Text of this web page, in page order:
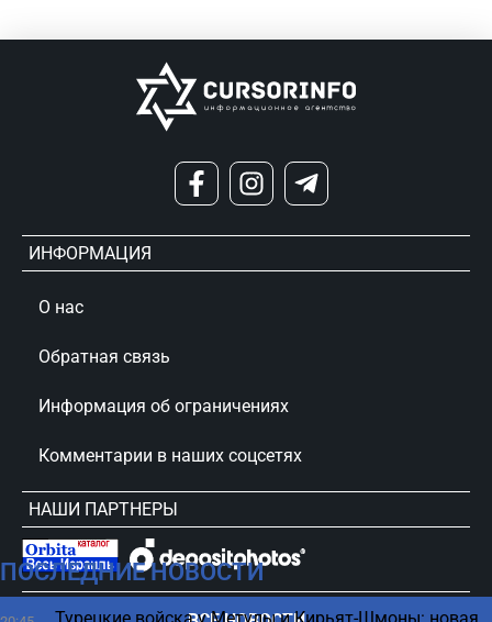
ПОСЛЕДНИЕ НОВОСТИ
ИНФОРМАЦИЯ
О нас
Обратная связь
Информация об ограничениях
Комментарии в наших соцсетях
НАШИ ПАРТНЕРЫ
сursorinfo.co.il © Все права защищены